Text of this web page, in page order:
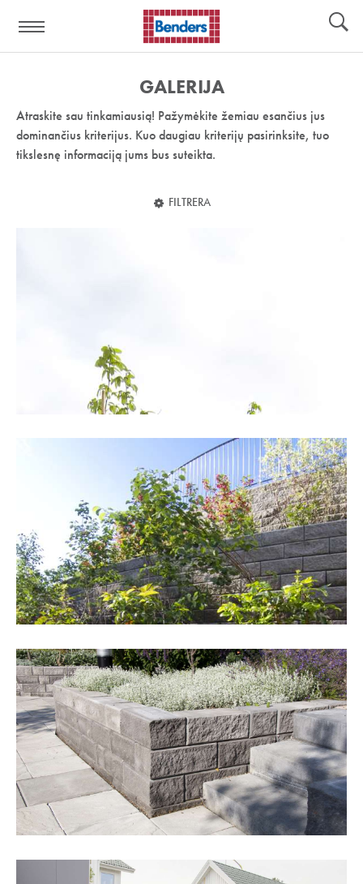
nuoroda:
GALERIJA
Atraskite sau tinkamiausią! Pažymėkite žemiau esančius jus
dominančius kriterijus. Kuo daugiau kriterijų pasirinksite, tuo
tikslesnę informaciją jums bus suteikta.
FILTRERA